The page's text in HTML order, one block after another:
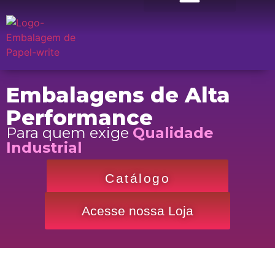
Embalagens de Alta
Performance
Para quem exige Qualidade
Industrial
Catálogo
Acesse nossa Loja